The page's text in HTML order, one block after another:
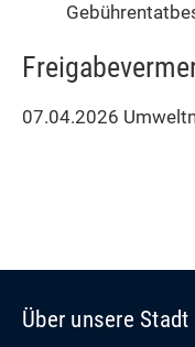
07.04.2026
Über unsere Stadt